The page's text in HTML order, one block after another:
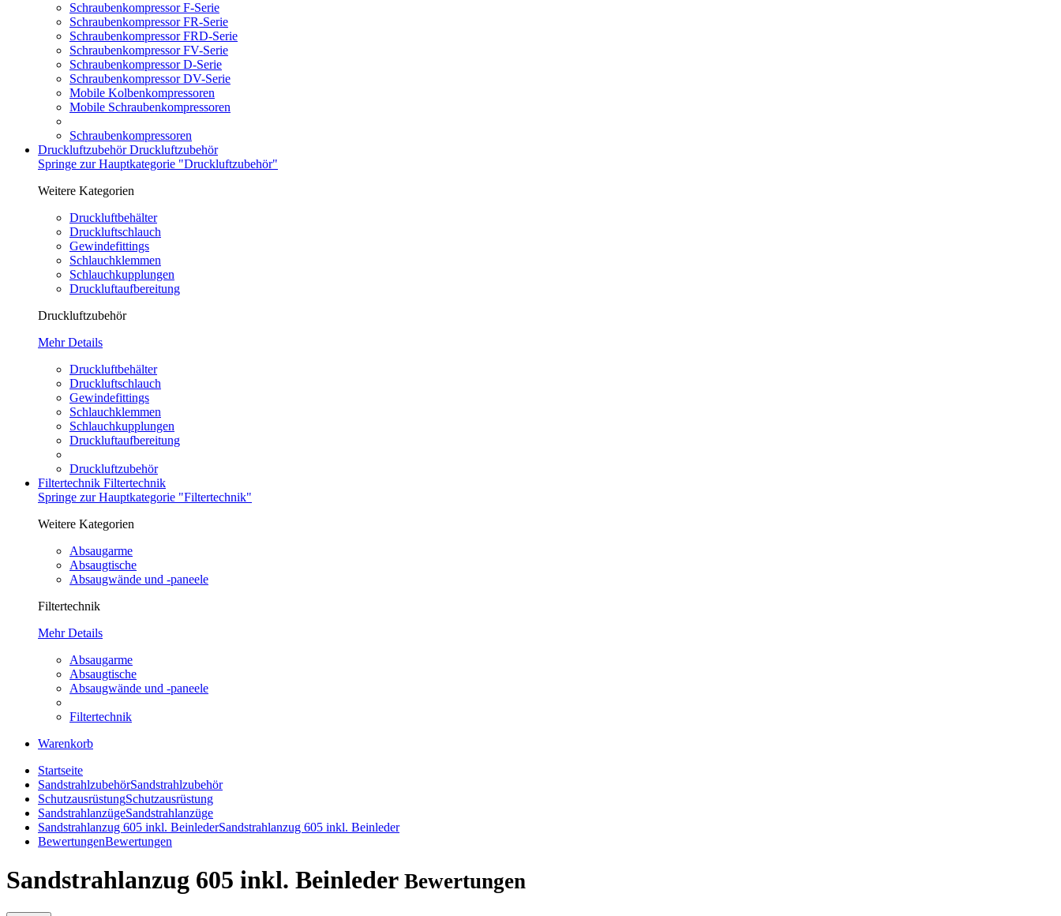
Schraubenkompressor F-Serie
Schraubenkompressor FR-Serie
Schraubenkompressor FRD-Serie
Schraubenkompressor FV-Serie
Schraubenkompressor D-Serie
Schraubenkompressor DV-Serie
Mobile Kolbenkompressoren
Mobile Schraubenkompressoren
Schraubenkompressoren
DruckluftzubehörDruckluftzubehör
Springe zur Hauptkategorie "Druckluftzubehör"
Weitere Kategorien
Druckluftbehälter
Druckluftschlauch
Gewindefittings
Schlauchklemmen
Schlauchkupplungen
Druckluftaufbereitung
Druckluftzubehör
Mehr Details
Druckluftbehälter
Druckluftschlauch
Gewindefittings
Schlauchklemmen
Schlauchkupplungen
Druckluftaufbereitung
Druckluftzubehör
Filtertechnik Filtertechnik
Springe zur Hauptkategorie "Filtertechnik"
Weitere Kategorien
Absaugarme
Absaugtische
Absaugwände und -paneele
Filtertechnik
Mehr Details
Absaugarme
Absaugtische
Absaugwände und -paneele
Filtertechnik
Warenkorb
Startseite
SandstrahlzubehörSandstrahlzubehör
SchutzausrüstungSchutzausrüstung
SandstrahlanzügeSandstrahlanzüge
Sandstrahlanzug 605 inkl. BeinlederSandstrahlanzug 605 inkl. Beinleder
BewertungenBewertungen
Sandstrahlanzug 605 inkl. Beinleder Bewertungen